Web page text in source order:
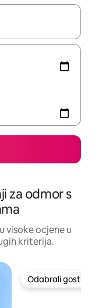
ih pregledati
za odmor s
visoke ocjene u
kriterija.
gosti”
Odabrali gosti
Odabrali gosti